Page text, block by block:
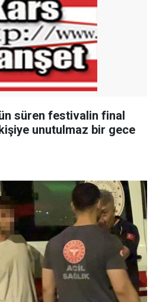
süren festivalin final
unutulmaz bir gece